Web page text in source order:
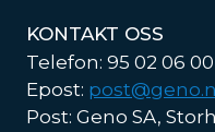
KONTAKT OSS
Telefon: 95 02 06 00
Epost:
Post: Geno SA,